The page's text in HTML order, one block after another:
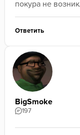
Ответить
BigSmoke
197